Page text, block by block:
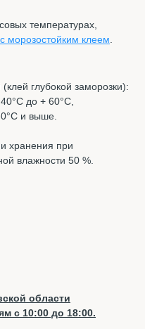
температурах,
морозостойким клеем
глубокой заморозки):
до + 60°C,
и выше.
хранения при
влажности 50 %.
области
с 10:00 до 18:00.